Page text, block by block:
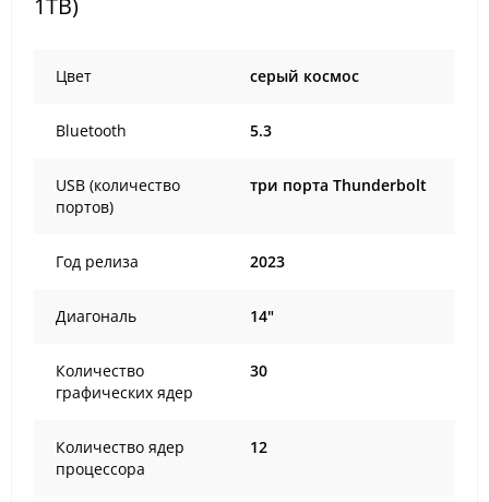
1TB)
Цвет серый космос
Bluetooth 5.3
USB (количество
портов)
три порта Thunderbolt
Год релиза 2023
Диагональ 14"
Количество
графических ядер
30
Количество ядер
процессора
12